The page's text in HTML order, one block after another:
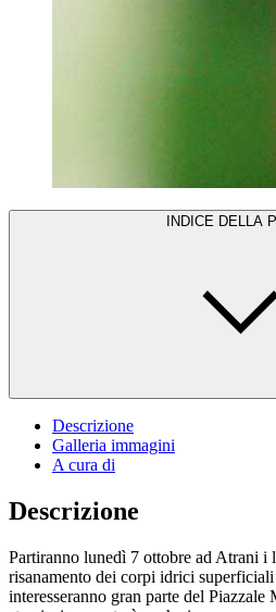
INDICE DELLA
Descrizione
Galleria immagini
A cura di
Descrizione
Partiranno lunedì 7 ottobre ad Atrani i
risanamento dei corpi idrici
interesseranno gran parte del